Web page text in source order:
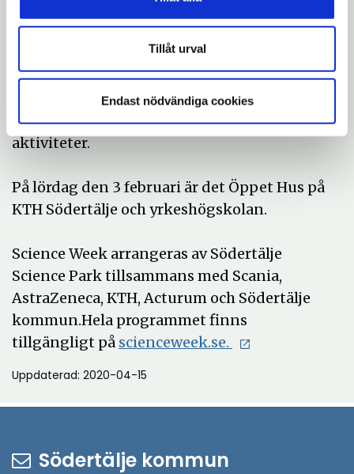
Tillåt urval
Endast nödvändiga cookies
februari är det after work på Södertälje
Science Park, som är öppen för alla. Det
bjuds musik, öppen konstworkshop med
Grafikens Hus, visning av de nya lokalerna
prova-på-aktiviteter och andra kreativa
aktiviteter.
På lördag den 3 februari är det Öppet Hus på
KTH Södertälje och yrkeshögskolan.
Science Week arrangeras av Södertälje
Science Park tillsammans med Scania,
AstraZeneca, KTH, Acturum och Södertälje
kommun.Hela programmet finns
tillgängligt på scienceweek.se.
Öppna
fönster
Uppdaterad: 2020-04-15
Södertälje kommun